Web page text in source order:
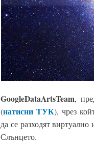
GoogleDataArtsTeam,
(натисни ТУК), чрез
да се разходят
Слънцето.